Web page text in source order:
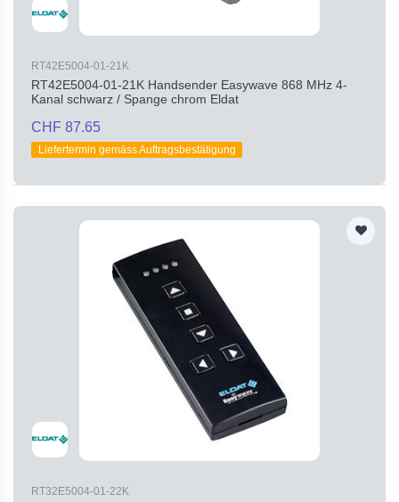
RT42E5004-01-21K
RT42E5004-01-21K Handsender Easywave 868 MHz 4-
Kanal schwarz / Spange chrom Eldat
CHF 87.65
Liefertermin gemäss Auftragsbestätigung
RT32E5004-01-22K